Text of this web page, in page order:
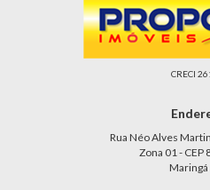
CRECI
Rua Néo Alves
Zona 01 - CEP
Maringá